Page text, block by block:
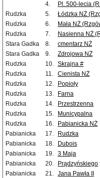
4.
Pl. 500-lecia
Rudzka
5. Łódzka NŻ
Rudzka
6. Mała NŻ
Rudzka
7. Nasienna NŻ
Stara Gadka
8. cmentarz NŻ
Stara Gadka
9. Zdrojowa NŻ
Rudzka
10. Skrajna #
Rudzka
11. Cienista NŻ
Rudzka
12. Popioły
Rudzka
13. Farna
Rudzka
14. Przestrzenna
Rudzka
15. Municypalna
Rudzka
16. Pabianicka NŻ
Pabianicka
17. Rudzka
Pabianicka
18. Dubois
Pabianicka
19. 3 Maja
Pabianicka
20. Prądzyńskiego
Pabianicka
21. Jana Pawła II